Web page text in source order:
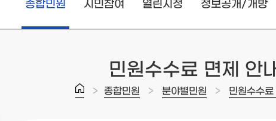
종합민원 시민참여 열린시정 정보공개/개방
민원수수료 면제 안
> 종합민원 > 분야별민원 > 민원수수료